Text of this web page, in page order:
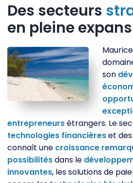
Des secteurs
en pleine
son
entrepreneursétrangers. Le
technologies financièreset
connaît une croissance
possibilitésdans le
innovantes, les solutions de